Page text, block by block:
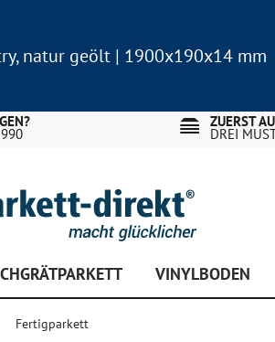
natur geölt | 1900x190x14 mm
ZUERST
DREI
VINYLBODEN
Fertigparkett